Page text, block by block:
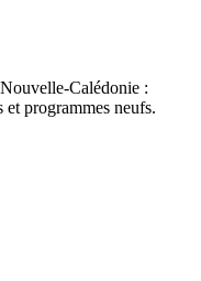
Calédonie :
et programmes neufs.